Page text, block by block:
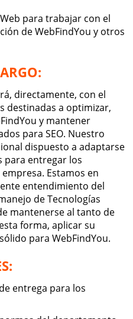
para trabajar con el
de WebFindYou y otros
directamente, con el
destinadas a optimizar,
y mantener
para SEO. Nuestro
dispuesto a adaptarse
para entregar los
Estamos en
entendimiento del
de Tecnologías
mantenerse al tanto de
forma, aplicar su
para WebFindYou.
entrega para los